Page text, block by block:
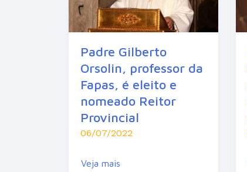
Padre Gilberto
Orsolin, professor da
Fapas, é eleito e
nomeado Reitor
Provincial
06/07/2022
Veja mais